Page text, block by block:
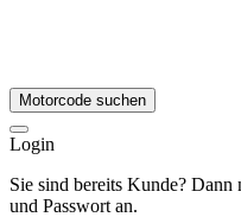
Motorcode suchen
Login
Sie sind bereits Kunde?
und Passwort an.